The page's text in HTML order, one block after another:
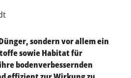
sondern vor allem ein
sowie Habitat für
bodenverbessernden